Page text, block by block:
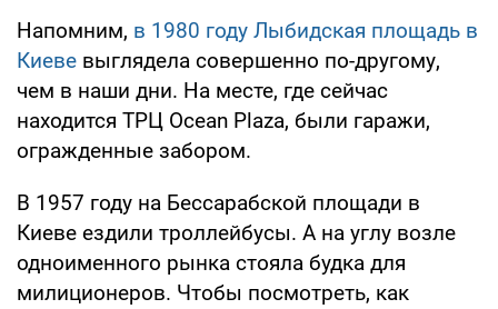
Напомним, в 1980 году Лыбидская площадь в
Киеве выглядела совершенно по-другому,
чем в наши дни. На месте, где сейчас
находится ТРЦ Ocean Plaza, были гаражи,
огражденные забором.
В 1957 году на Бессарабской площади в
Киеве ездили троллейбусы. А на углу возле
одноименного рынка стояла будка для
милиционеров. Чтобы посмотреть, как